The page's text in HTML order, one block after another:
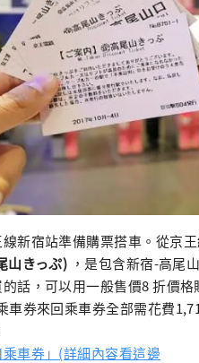
新宿站準備購票搭車。從京
山きっぷ) ，是包含新宿-高尾
話，可以用一般售價8 折價
車券來回乘車券全部需花費
乘車券」(詳細內容看這邊